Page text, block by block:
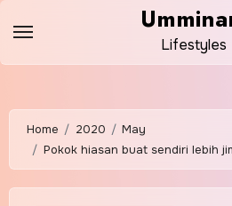
content
Lifestyles
Home 2020
May
Pokok hiasan buat sendiri lebih